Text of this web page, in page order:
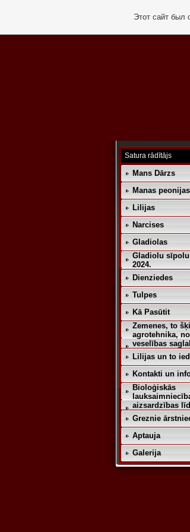
Satura rādītājs
Mans Dārzs
Manas peonijas
Lilijas
Narcises
Gladiolas
Gladiolu
2024.
Dienziedes
Tulpes
Kā Pasūtit
Zemenes, to
agrotehnika,
veselības
Lilijas un to
Kontakti un
Bioloģiskās
aizsardzības
Greznie
Aptauja
Galerija
Этот сайт был